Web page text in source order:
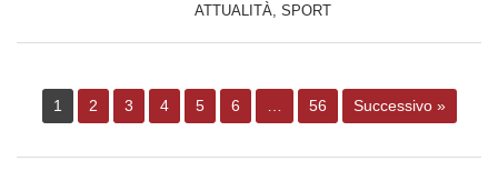
ATTUALITÀ SPORT
1 2 3 4 5 6 56 Successivo »